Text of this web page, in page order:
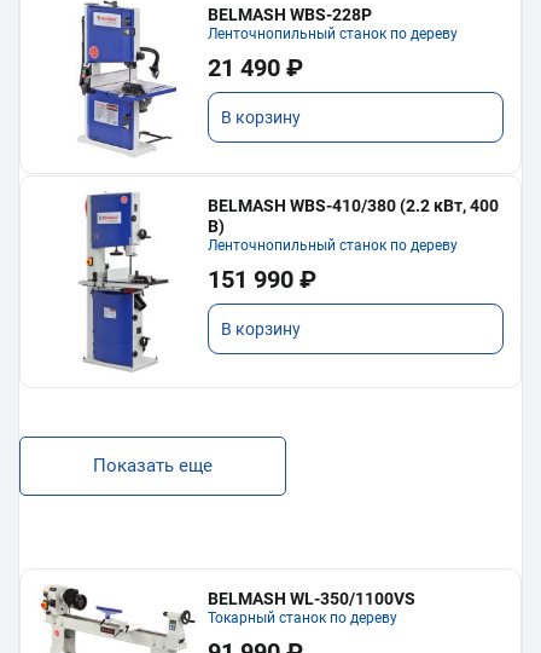
BELMASH WBS-228P
Ленточнопильный станок по дереву
21 490 ₽
В корзину
BELMASH WBS-410/380 (2.2 кВт, 400
В)
Ленточнопильный станок по дереву
151 990 ₽
В корзину
Показать еще
BELMASH WL-350/1100VS
Токарный станок по дереву